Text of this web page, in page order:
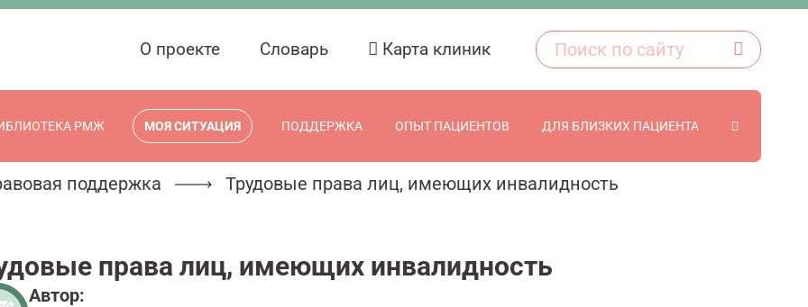
О проекте Словарь Карта клиник
РМЖ МОЯ СИТУАЦИЯ ПОДДЕРЖКА ОПЫТ ПАЦИЕНТОВ ДЛЯ БЛИЗКИХ ПАЦИЕНТА
поддержка Трудовые права лиц, имеющих инвалидность
права лиц, имеющих инвалидность
Автор: